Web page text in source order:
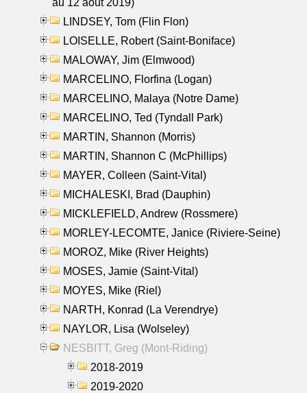
LINDSEY, Tom (Flin Flon)
LOISELLE, Robert (Saint-Boniface)
MALOWAY, Jim (Elmwood)
MARCELINO, Florfina (Logan)
MARCELINO, Malaya (Notre Dame)
MARCELINO, Ted (Tyndall Park)
MARTIN, Shannon (Morris)
MARTIN, Shannon C (McPhillips)
MAYER, Colleen (Saint-Vital)
MICHALESKI, Brad (Dauphin)
MICKLEFIELD, Andrew (Rossmere)
MORLEY-LECOMTE, Janice (Riviere-Seine)
MOROZ, Mike (River Heights)
MOSES, Jamie (Saint-Vital)
MOYES, Mike (Riel)
NARTH, Konrad (La Verendrye)
NAYLOR, Lisa (Wolseley)
NESBITT, Greg (Mont-Riding)
2018-2019
2019-2020